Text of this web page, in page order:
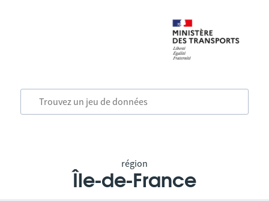
région
Île-de-France